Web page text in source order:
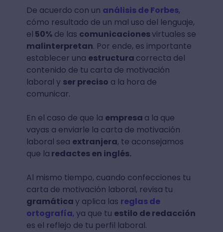
De acuerdo con un análisis de Forbes,
cómo resultado de un mal uso del lenguaje,
el 50%de las comunicacionesvirtuales se
malinterpretan. Por ende, es importante
establecer una estructura correcta del
contenido de tu carta de motivación
laboral y ser preciso a la hora de
comunicar.
En el caso de que la empresa a la que
vayas a enviarle la carta de motivación
laboral sea extranjera, te aconsejamos
que la redactes en inglés.
Al mismo tiempo, cuando confecciones tu
carta de motivación laboral, revisa tu
gramáticay aplica las reglas de
ortografía, ya que tu estilo de redacción
es el reflejo de tu perfil laboral.